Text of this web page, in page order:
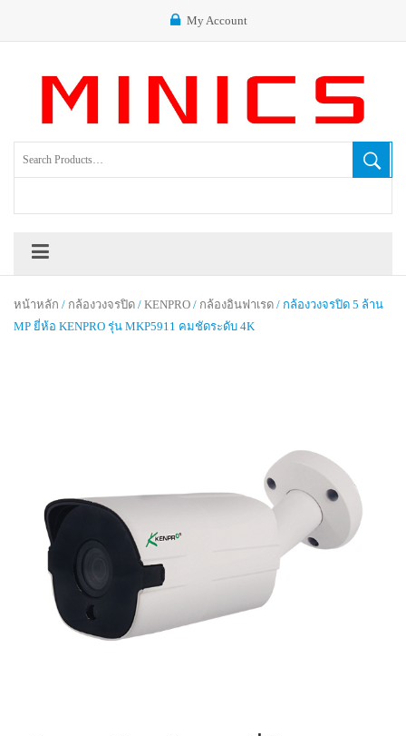
My Account
หน้าหลัก / กล้องวงจรปิด / KENPRO / กล้องอินฟาเรด / กล้องวงจรปิด 5 ล้าน
MP ยี่ห้อ KENPRO รุ่น MKP5911 คมชัดระดับ 4K